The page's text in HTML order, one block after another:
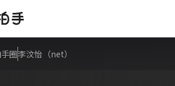
圈李汶怡（net）